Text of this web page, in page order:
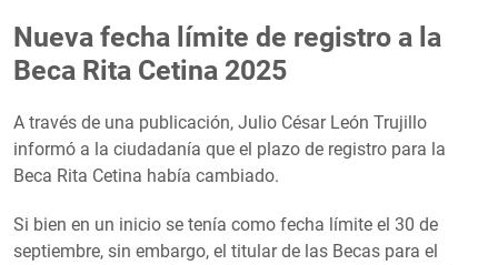
Nueva fecha límite de registro a la
Beca Rita Cetina 2025
A través de una publicación, Julio César León Trujillo
informó a la ciudadanía que el plazo de registro para la
Beca Rita Cetina había cambiado.
Si bien en un inicio se tenía como fecha límite el 30 de
septiembre, sin embargo, el titular de las Becas para el